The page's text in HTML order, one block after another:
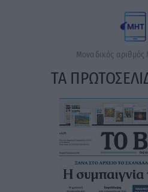
Μοναδικός αριθμός
ΤΑ